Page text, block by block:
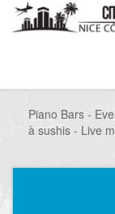
Piano Bars -
à sushis - Live